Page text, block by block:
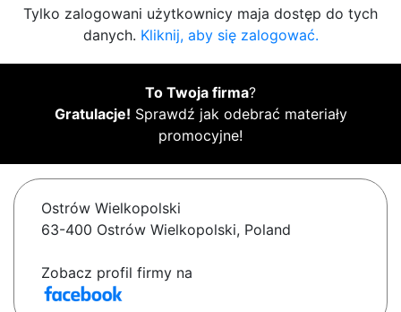
Tylko zalogowani użytkownicy maja dostęp do tych
danych. Kliknij, aby się zalogować.
To Twoja firma?
Gratulacje! Sprawdź jak odebrać materiały
promocyjne!
Ostrów Wielkopolski
63-400 Ostrów Wielkopolski, Poland
Zobacz profil firmy na